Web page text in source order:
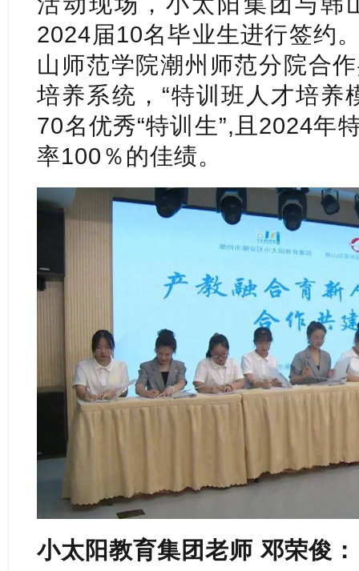
2024届10名毕业生进行签约
山师范学院潮州师范分院合
培养系统，“特训班人才培养
70名优秀“特训生”,且2024年
率100％的佳绩。
小太阳教育集团老师 邓荣俊：